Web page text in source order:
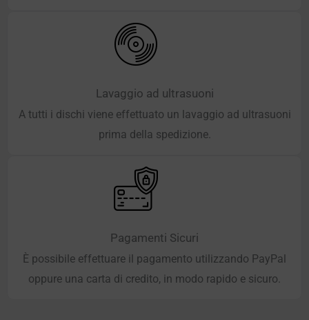
Lavaggio ad ultrasuoni
A tutti i dischi viene effettuato un lavaggio ad ultrasuoni
prima della spedizione.
Pagamenti Sicuri
È possibile effettuare il pagamento utilizzando PayPal
oppure una carta di credito, in modo rapido e sicuro.